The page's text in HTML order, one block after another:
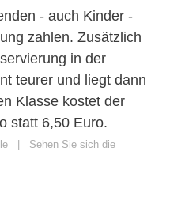
- auch Kinder -
zahlen. Zusätzlich
in der
teurer und liegt dann
Klasse kostet der
statt 6,50 Euro.
Sehen Sie sich die